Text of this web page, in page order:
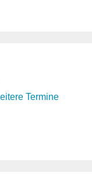
Termine